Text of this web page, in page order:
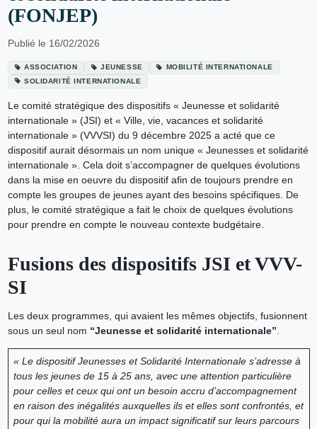
(FONJEP)
Publié le 16/02/2026
ASSOCIATION JEUNESSE
MOBILITÉ INTERNATIONALE
SOLIDARITÉ INTERNATIONALE
Le comité stratégique des dispositifs « Jeunesse et solidarité
internationale » (JSI) et « Ville, vie, vacances et solidarité
internationale » (VVVSI) du 9 décembre 2025 a acté que ce
dispositif aurait désormais un nom unique « Jeunesses et solidarité
internationale ». Cela doit s’accompagner de quelques évolutions
dans la mise en oeuvre du dispositif afin de toujours prendre en
compte les groupes de jeunes ayant des besoins spécifiques. De
plus, le comité stratégique a fait le choix de quelques évolutions
pour prendre en compte le nouveau contexte budgétaire.
Fusions des dispositifs JSI et VVV-
SI
Les deux programmes, qui avaient les mêmes objectifs, fusionnent
sous un seul nom “Jeunesse et solidarité internationale”
« Le dispositif Jeunesses et Solidarité Internationale s’adresse à
tous les jeunes de 15 à 25 ans, avec une attention particulière
pour celles et ceux qui ont un besoin accru d’accompagnement
en raison des inégalités auxquelles ils et elles sont confrontés, et
pour qui la mobilité aura un impact significatif sur leurs parcours